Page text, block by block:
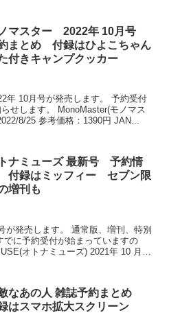
マスター 2022年 10月号
まとめ 付録はひよこちゃん
付きキャンプクッカー
年 10月号が発売します。 予約受付
せします。 MonoMaster(モノマス
8/25 参考価格：1390円 JAN...
ナミューズ 最新号 予約情
録はミッフィー セブン限
増刊も
発売します。 通常版、増刊、特別
に予約受付が始まっていますの
オトナミューズ) 2021年 10 月号
なあの人 雑誌予約まとめ
はスマホ拡大スクリーン